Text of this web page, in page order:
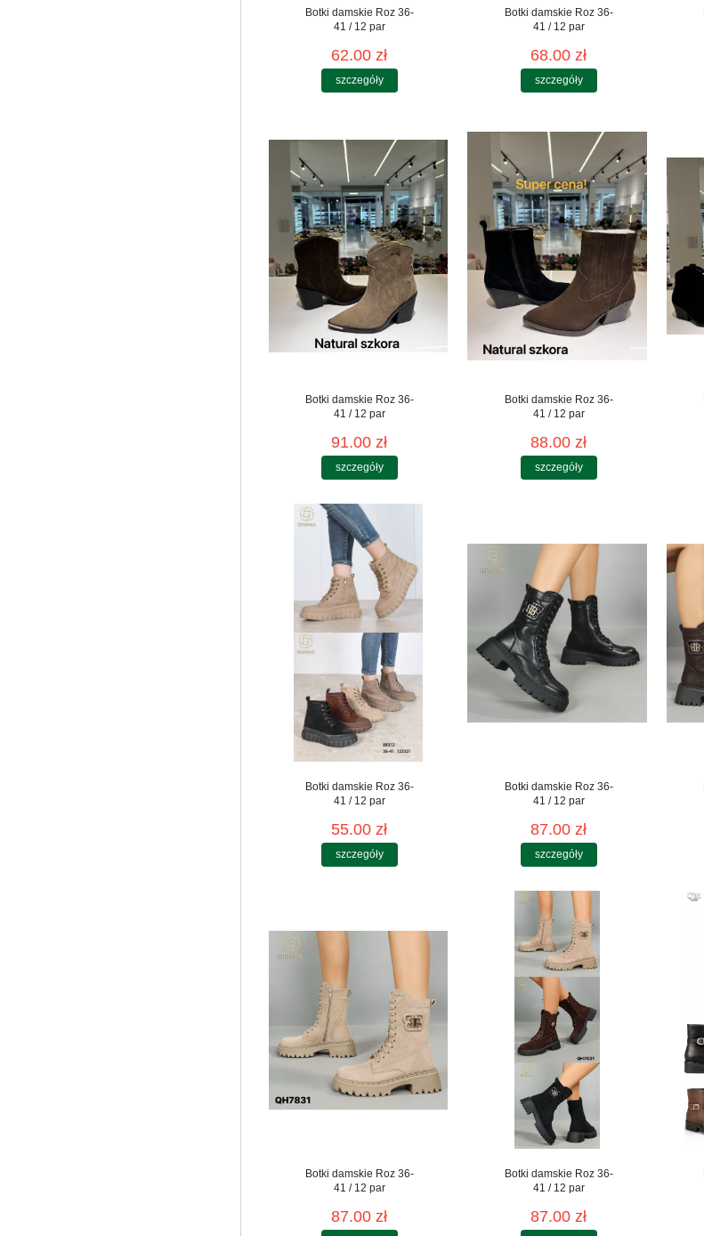
Botki damskie Roz 36-
41 / 12 par
62.00 zł
szczegóły
Botki damskie Roz 36-
41 / 12 par
68.00 zł
szczegóły
Botki damskie Roz 36-
41 / 12 par
91.00 zł
szczegóły
Botki damskie Roz 36-
41 / 12 par
88.00 zł
szczegóły
Botki damskie Roz 36-
41 / 12 par
55.00 zł
szczegóły
Botki damskie Roz 36-
41 / 12 par
87.00 zł
szczegóły
Botki damskie Roz 36-
41 / 12 par
87.00 zł
Botki damskie Roz 36-
41 / 12 par
87.00 zł